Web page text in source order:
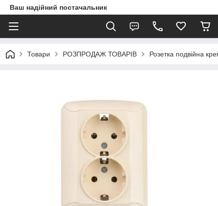
Ваш надійний постачальник
Товари РОЗПРОДАЖ ТОВАРІВ Розетка подвійна